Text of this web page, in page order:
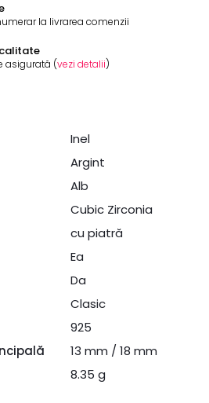
Inel
Argint
Alb
Cubic Zirconia
cu piatră
Ea
Da
Clasic
925
13 mm / 18 mm
8.35 g
la livrarea comenzii
asigurată (vezi detalii)